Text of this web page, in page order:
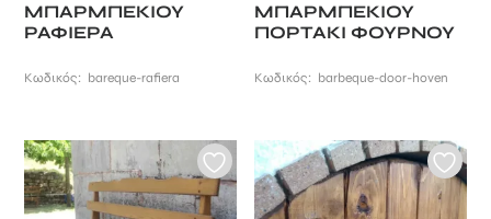
ΜΠΑΡΜΠΕΚΙΟΥ
ΡΑΦΙΕΡΑ
Κωδικός: bareque-rafiera
ΜΠΑΡΜΠΕΚΙΟΥ
ΠΟΡΤΑΚΙ ΦΟΥΡΝΟΥ
Κωδικός: barbeque-door-hoven